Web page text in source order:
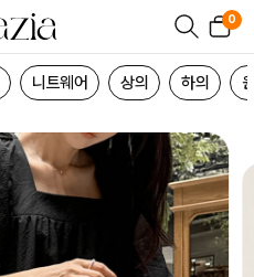
0
니트웨어 상의 하의